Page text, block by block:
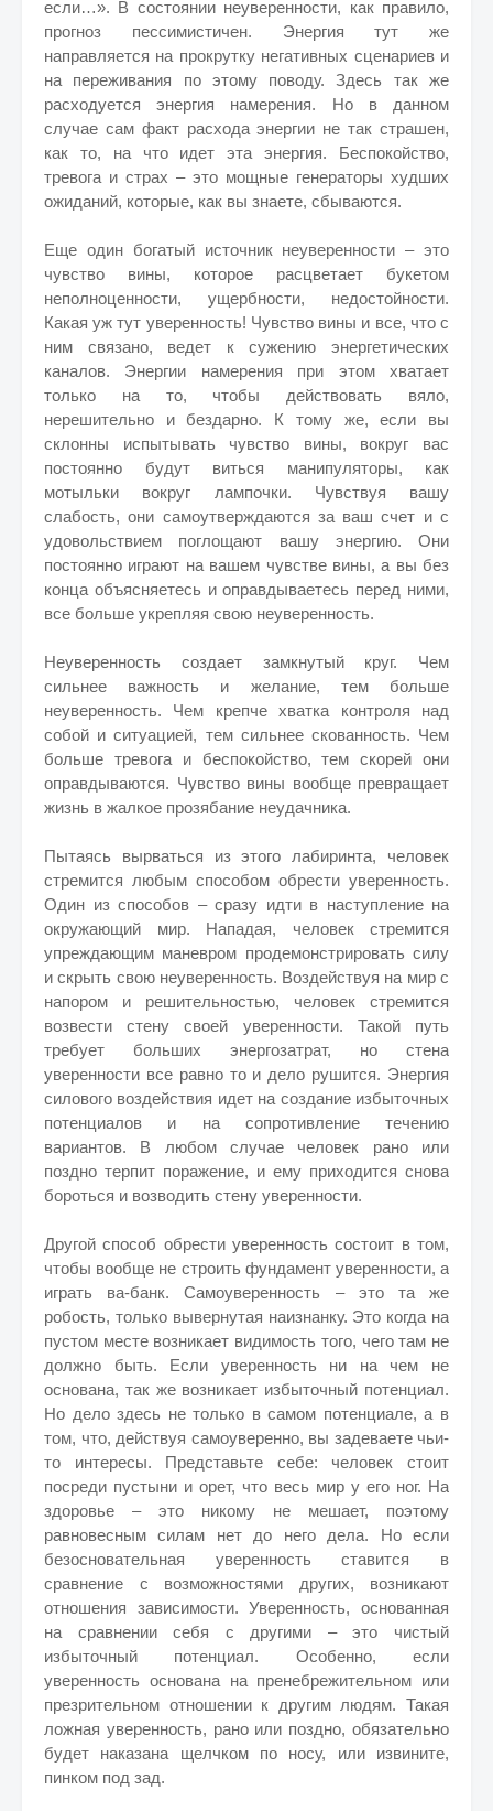
если…». В состоянии неуверенности, как правило,
прогноз пессимистичен. Энергия тут же
направляется на прокрутку негативных сценариев и
на переживания по этому поводу. Здесь так же
расходуется энергия намерения. Но в данном
случае сам факт расхода энергии не так страшен,
как то, на что идет эта энергия. Беспокойство,
тревога и страх – это мощные генераторы худших
ожиданий, которые, как вы знаете, сбываются.
Еще один богатый источник неуверенности – это
чувство вины, которое расцветает букетом
неполноценности, ущербности, недостойности.
Какая уж тут уверенность! Чувство вины и все, что с
ним связано, ведет к сужению энергетических
каналов. Энергии намерения при этом хватает
только на то, чтобы действовать вяло,
нерешительно и бездарно. К тому же, если вы
склонны испытывать чувство вины, вокруг вас
постоянно будут виться манипуляторы, как
мотыльки вокруг лампочки. Чувствуя вашу
слабость, они самоутверждаются за ваш счет и с
удовольствием поглощают вашу энергию. Они
постоянно играют на вашем чувстве вины, а вы без
конца объясняетесь и оправдываетесь перед ними,
все больше укрепляя свою неуверенность.
Неуверенность создает замкнутый круг. Чем
сильнее важность и желание, тем больше
неуверенность. Чем крепче хватка контроля над
собой и ситуацией, тем сильнее скованность. Чем
больше тревога и беспокойство, тем скорей они
оправдываются. Чувство вины вообще превращает
жизнь в жалкое прозябание неудачника.
Пытаясь вырваться из этого лабиринта, человек
стремится любым способом обрести уверенность.
Один из способов – сразу идти в наступление на
окружающий мир. Нападая, человек стремится
упреждающим маневром продемонстрировать силу
и скрыть свою неуверенность. Воздействуя на мир с
напором и решительностью, человек стремится
возвести стену своей уверенности. Такой путь
требует больших энергозатрат, но стена
уверенности все равно то и дело рушится. Энергия
силового воздействия идет на создание избыточных
потенциалов и на сопротивление течению
вариантов. В любом случае человек рано или
поздно терпит поражение, и ему приходится снова
бороться и возводить стену уверенности.
Другой способ обрести уверенность состоит в том,
чтобы вообще не строить фундамент уверенности, а
играть ва-банк. Самоуверенность – это та же
робость, только вывернутая наизнанку. Это когда на
пустом месте возникает видимость того, чего там не
должно быть. Если уверенность ни на чем не
основана, так же возникает избыточный потенциал.
Но дело здесь не только в самом потенциале, а в
том, что, действуя самоуверенно, вы задеваете чьи-
то интересы. Представьте себе: человек стоит
посреди пустыни и орет, что весь мир у его ног. На
здоровье – это никому не мешает, поэтому
равновесным силам нет до него дела. Но если
безосновательная уверенность ставится в
сравнение с возможностями других, возникают
отношения зависимости. Уверенность, основанная
на сравнении себя с другими – это чистый
избыточный потенциал. Особенно, если
уверенность основана на пренебрежительном или
презрительном отношении к другим людям. Такая
ложная уверенность, рано или поздно, обязательно
будет наказана щелчком по носу, или извините,
пинком под зад.